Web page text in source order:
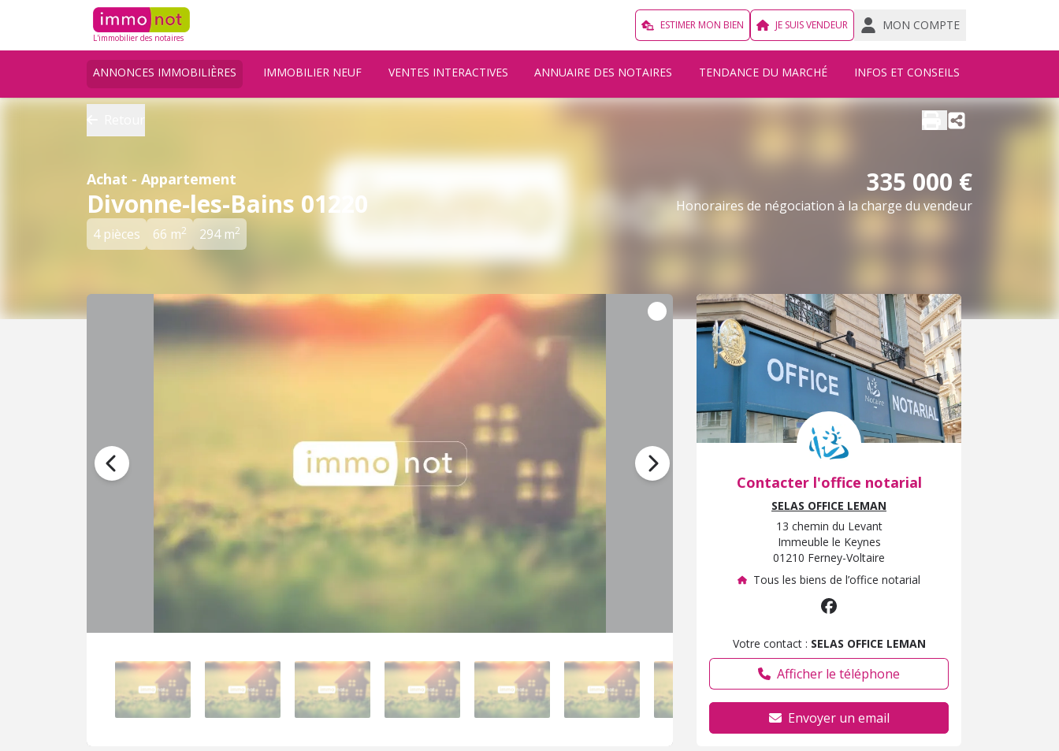
L'immobilier des notaires
ESTIMER MON BIEN JE SUIS VENDEUR MON COMPTE
ANNONCES IMMOBILIÈRES IMMOBILIER NEUF VENTES INTERACTIVES ANNUAIRE DES NOTAIRES TENDANCE DU MARCHÉ INFOS ET CONSEILS
Achat - Appartement
Divonne-les-Bains 01220
4 pièces 66 m2 294 m2
335 000 €
Honoraires de négociation à la charge du vendeur
Contacter l'office notarial
SELAS OFFICE LEMAN
13 chemin du Levant
Immeuble le Keynes
01210 Ferney-Voltaire
Tous les biens de l’office notarial
Votre contact : SELAS OFFICE LEMAN
Afficher le téléphone
Envoyer un email